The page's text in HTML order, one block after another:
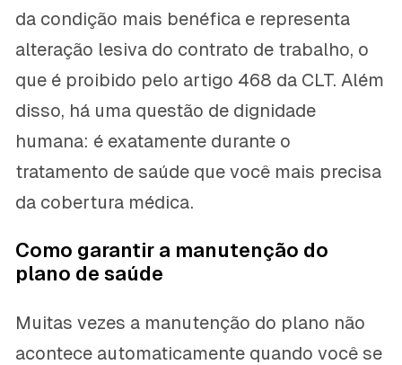
da condição mais benéfica e representa
alteração lesiva do contrato de trabalho, o
que é proibido pelo artigo 468 da CLT. Além
disso, há uma questão de dignidade
humana: é exatamente durante o
tratamento de saúde que você mais precisa
da cobertura médica.
Como garantir a manutenção do
plano de saúde
Muitas vezes a manutenção do plano não
acontece automaticamente quando você se